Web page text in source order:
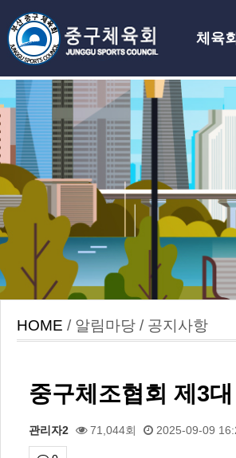
체육
하위분류
HOME / 알림마당 / 공지사항
중구체조협회 제3
관리자2 71,044회 2025-09-09